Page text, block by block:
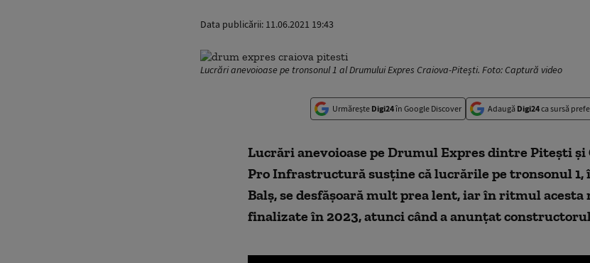
Data publicării: 11.06.2021 19:43
Lucrări anevoioase pe tronsonul 1 al Drumului Expres Craiova-Pitești. Foto: Captură video
Urmărește Digi24în Google Discover Adaugă Digi24ca sursă
Lucrări anevoioase pe Drumul Expres dintre Pitești și
Pro Infrastructură susţine că lucrările pe tronsonul 1,
Balş, se desfăşoară mult prea lent, iar în ritmul acesta
finalizate în 2023, atunci când a anunțat